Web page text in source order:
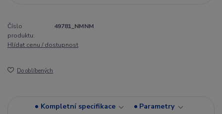
Číslo
produktu:
49781_NMNM
Hlídat cenu / dostupnost
Do oblíbených
Kompletní specifikace
Parametry